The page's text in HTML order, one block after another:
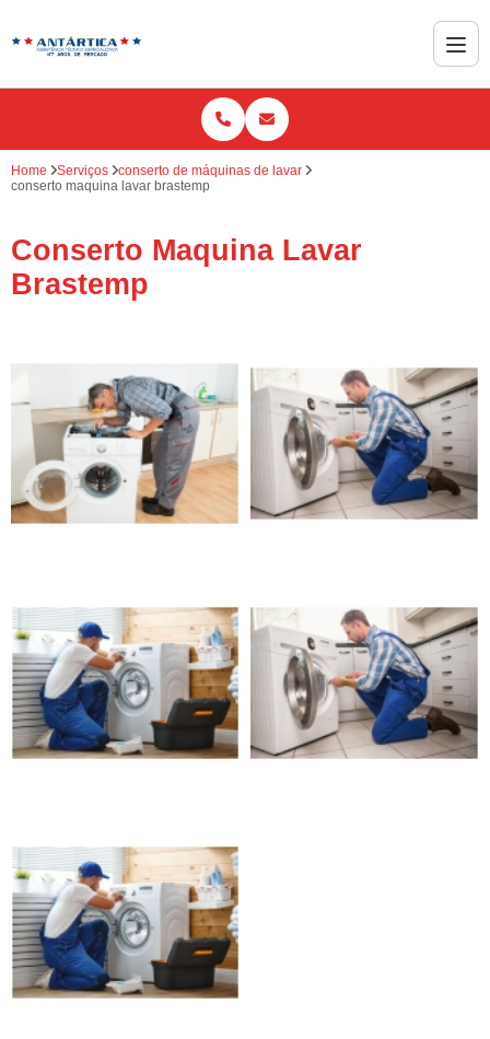
Home Serviços
conserto de máquinas de lavar
conserto maquina lavar brastemp
Conserto Maquina Lavar
Brastemp